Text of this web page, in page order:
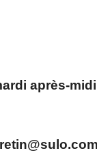
après-midi